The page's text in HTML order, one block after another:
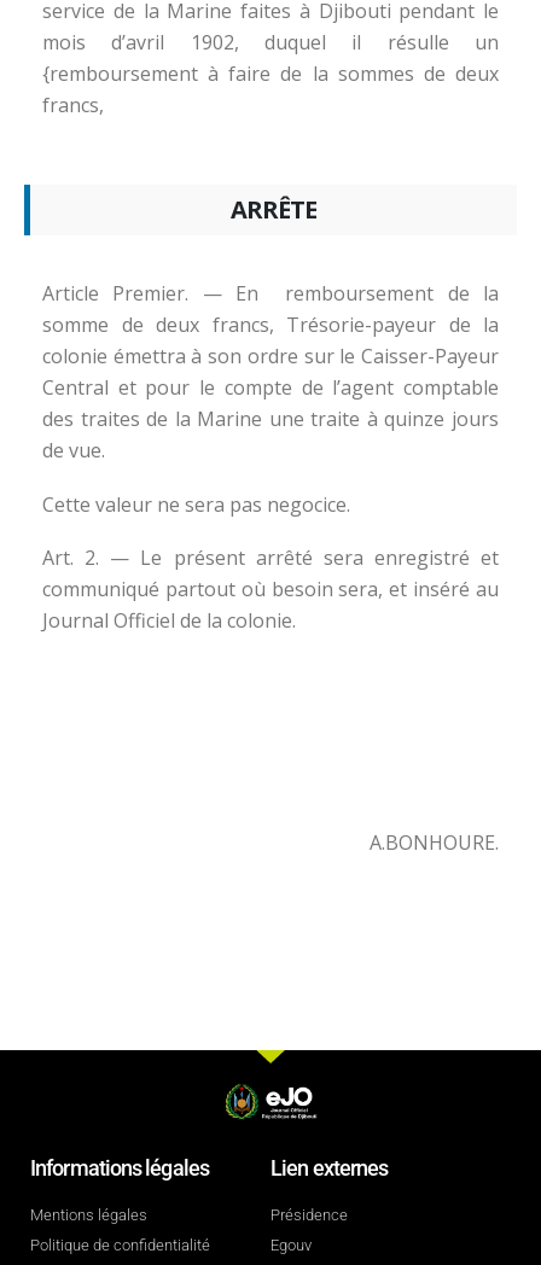
service de la Marine faites à Djibouti pendant le
mois d’avril 1902, duquel il résulle un
{remboursement à faire de la sommes de deux
francs,
ARRÊTE
Article Premier. — En remboursement de la
somme de deux francs, Trésorie-payeur de la
colonie émettra à son ordre sur le Caisser-Payeur
Central et pour le compte de l’agent comptable
des traites de la Marine une traite à quinze jours
de vue.
Cette valeur ne sera pas negocice.
Art. 2. — Le présent arrêté sera enregistré et
communiqué partout où besoin sera, et inséré au
Journal Officiel de la colonie.
A.BONHOURE.
Informations légales
Mentions légales
Politique de confidentialité
Lien externes
Présidence
Egouv